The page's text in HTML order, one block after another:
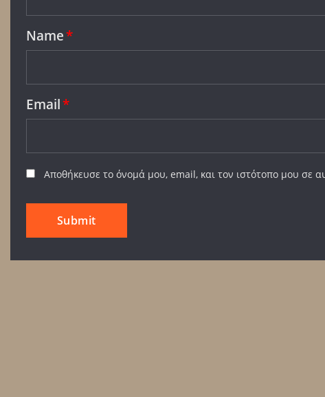
Name*
Email*
Αποθήκευσε το όνομά μου, email, και τον ιστότοπο μου σε